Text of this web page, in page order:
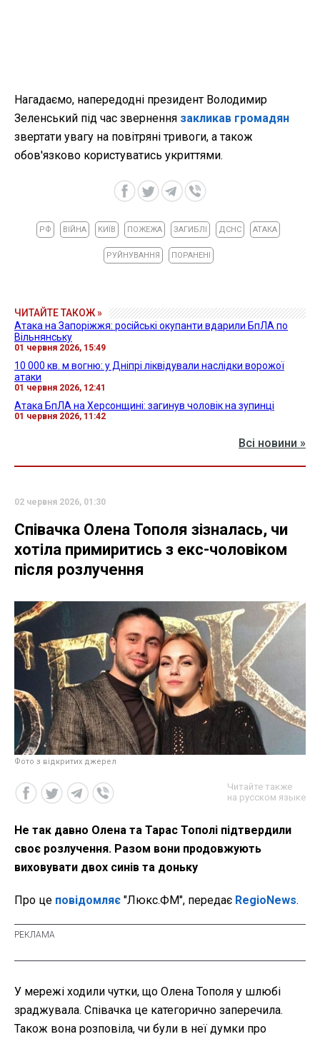
Нагадаємо, напередодні президент Володимир
Зеленський під час звернення закликав громадян
звертати увагу на повітряні тривоги, а також
обов'язково користуватись укриттями.
РФ ВІЙНА КИЇВ ПОЖЕЖА ЗАГИБЛІ ДСНС АТАКА
РУЙНУВАННЯ ПОРАНЕНІ
ЧИТАЙТЕ ТАКОЖ »
Атака на Запоріжжя: російські окупанти вдарили БпЛА по
Вільнянську
01 червня 2026, 15:49
10 000 кв. м вогню: у Дніпрі ліквідували наслідки ворожої
атаки
01 червня 2026, 12:41
Атака БпЛА на Херсонщині: загинув чоловік на зупинці
01 червня 2026, 11:42
Всі новини »
02 червня 2026, 01:30
Співачка Олена Тополя зізналась, чи
хотіла примиритись з екс-чоловіком
після розлучення
Фото з відкритих джерел
Читайте также
на русском языке
Не так давно Олена та Тарас Тополі підтвердили
своє розлучення. Разом вони продовжують
виховувати двох синів та доньку
Про це повідомляє "Люкс.ФМ", передає RegioNews.
У мережі ходили чутки, що Олена Тополя у шлюбі
зраджувала. Співачка це категорично заперечила.
Також вона розповіла, чи були в неї думки про